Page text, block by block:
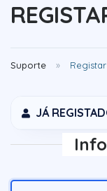
Suporte Registar
JÁ